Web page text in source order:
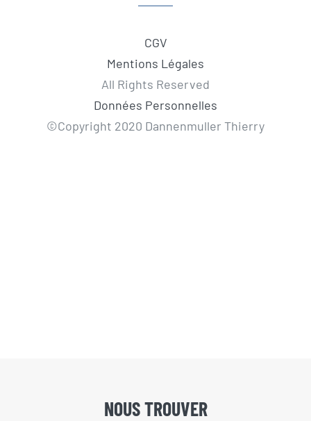
CGV
Mentions Légales
All Rights Reserved
Données Personnelles
©Copyright 2020 Dannenmuller Thierry
NOUS TROUVER